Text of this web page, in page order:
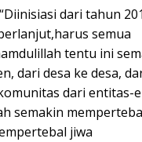
dari tahun
semua
tentu ini
dari desa ke desa,
dari entitas-
semakin
jiwa